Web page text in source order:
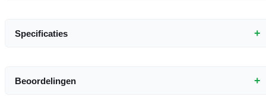
Specificaties +
Beoordelingen +